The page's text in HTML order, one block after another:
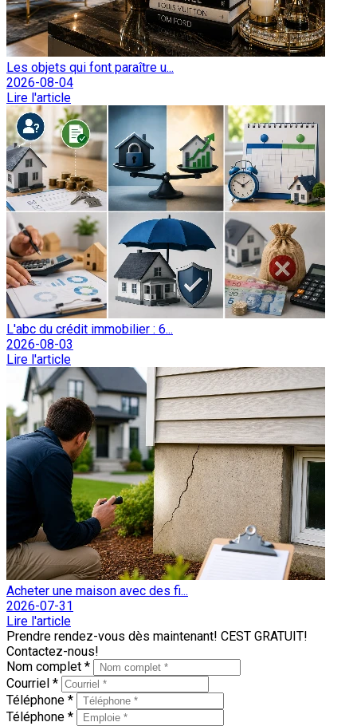
Les objets qui font paraître u...
2026-08-04
Lire l'article
L'abc du crédit immobilier : 6...
2026-08-03
Lire l'article
Acheter une maison avec des fi...
2026-07-31
Lire l'article
Prendre rendez-vous dès maintenant! CEST GRATUIT!
Contactez-nous!
Nom complet *
Courriel *
Téléphone *
Téléphone *